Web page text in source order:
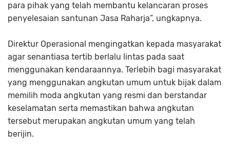
para pihak yang telah membantu kelancaran proses
penyelesaian santunan Jasa Raharja”, ungkapnya.
Direktur Operasional mengingatkan kepada masyarakat
agar senantiasa tertib berlalu lintas pada saat
menggunakan kendaraannya. Terlebih bagi masyarakat
yang menggunakan angkutan umum untuk bijak dalam
memilih moda angkutan yang resmi dan berstandar
keselamatan serta memastikan bahwa angkutan
tersebut merupakan angkutan umum yang telah
berijin.